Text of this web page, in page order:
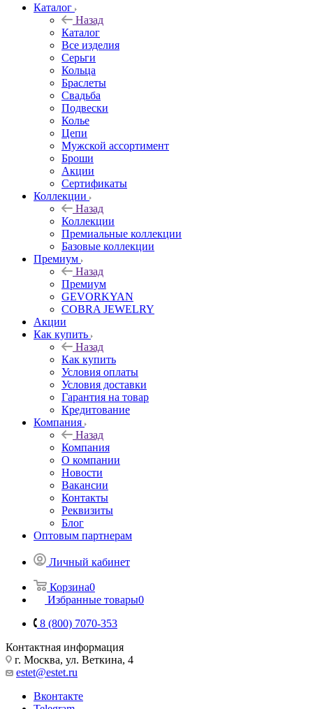
Каталог
Назад
Каталог
Все изделия
Серьги
Кольца
Браслеты
Свадьба
Подвески
Колье
Цепи
Мужской ассортимент
Броши
Акции
Сертификаты
Коллекции
Назад
Коллекции
Премиальные коллекции
Базовые коллекции
Премиум
Назад
Премиум
GEVORKYAN
COBRA JEWELRY
Акции
Как купить
Назад
Как купить
Условия оплаты
Условия доставки
Гарантия на товар
Кредитование
Компания
Назад
Компания
О компании
Новости
Вакансии
Контакты
Реквизиты
Блог
Оптовым партнерам
Личный кабинет
Корзина0
Избранные товары0
8 (800) 7070-353
Контактная информация
г. Москва, ул. Веткина, 4
estet@estet.ru
Вконтакте